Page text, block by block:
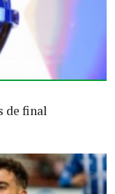
de final